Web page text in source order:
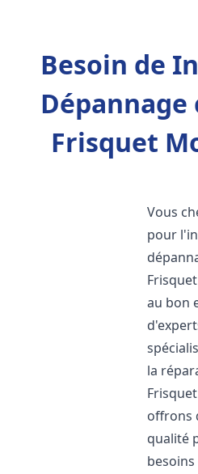
Besoin de
Frisquet
Vous
pour
au bon
la
offrons
qualité